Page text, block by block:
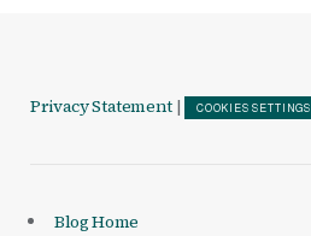
Privacy Statement | COOKIES SETTINGS
Blog Home